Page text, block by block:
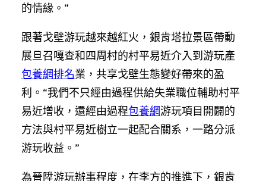
的情緣。”
跟著戈壁游玩越來越紅火，銀肯塔拉景區帶動
展旦召嘎查和四周村的村平易近介入到游玩產
包養網排名業，共享戈壁生態變好帶來的盈
利。“我們不只經由過程供給失業職位輔助村平
易近增收，還經由過程包養網游玩項目開闢的
方法與村平易近樹立一起配合關系，一路分派
游玩收益。”
為晉陞游玩辦事程度，在李方的推進下，銀肯